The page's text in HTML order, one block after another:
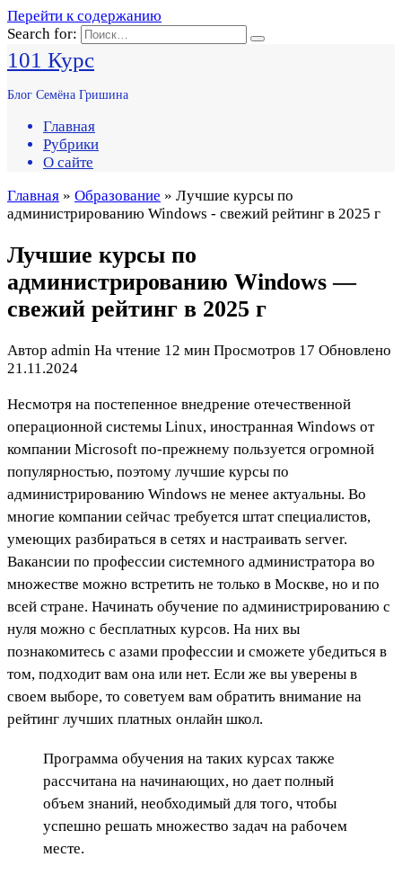
Перейти к содержанию
Search for:
101 Курс
Блог Семёна Гришина
Главная
Рубрики
О сайте
Главная » Образование » Лучшие курсы по
администрированию Windows - свежий рейтинг в 2025 г
Лучшие курсы по
администрированию Windows —
свежий рейтинг в 2025 г
Автор admin На чтение 12 мин Просмотров 17 Обновлено
21.11.2024
Несмотря на постепенное внедрение отечественной
операционной системы Linux, иностранная Windows от
компании Microsoft по-прежнему пользуется огромной
популярностью, поэтому лучшие курсы по
администрированию Windows не менее актуальны. Во
многие компании сейчас требуется штат специалистов,
умеющих разбираться в сетях и настраивать server.
Вакансии по профессии системного администратора во
множестве можно встретить не только в Москве, но и по
всей стране. Начинать обучение по администрированию с
нуля можно с бесплатных курсов. На них вы
познакомитесь с азами профессии и сможете убедиться в
том, подходит вам она или нет. Если же вы уверены в
своем выборе, то советуем вам обратить внимание на
рейтинг лучших платных онлайн школ.
Программа обучения на таких курсах также
рассчитана на начинающих, но дает полный
объем знаний, необходимый для того, чтобы
успешно решать множество задач на рабочем
месте.